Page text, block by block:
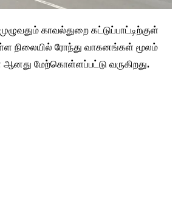
காவல்துறை கட்டுப்பாட்டிற்குள்
நிலையில் ரோந்து வாகனங்கள் மூலம்
மேற்கொள்ளப்பட்டு வருகிறது.